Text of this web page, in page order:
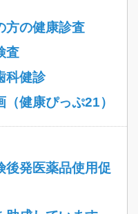
方の健康診査
査
科健診
健康ぴっぷ21）
後発医薬品使用促